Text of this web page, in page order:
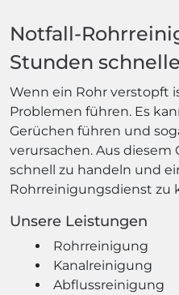
Notfall-
Stunden
Wenn ein Rohr verstopft
Problemen führen. Es
Gerüchen führen und
verursachen. Aus diesem
schnell zu handeln und
Rohrreinigungsdienst zu
Unsere Leistungen
Rohrreinigung
Kanalreinigung
Abflussreinigung